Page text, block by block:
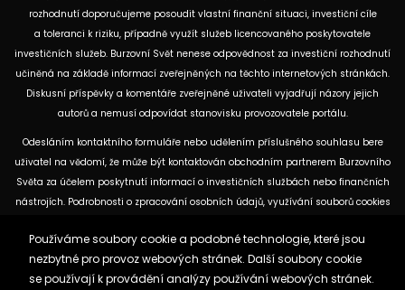
rozhodnutí doporučujeme posoudit vlastní finanční situaci, investiční cíle
a toleranci k riziku, případně využít služeb licencovaného poskytovatele
investičních služeb. Burzovní Svět nenese odpovědnost za investiční rozhodnutí
učiněná na základě informací zveřejněných na těchto internetových stránkách.
Diskusní příspěvky a komentáře zveřejněné uživateli vyjadřují názory jejich
autorů a nemusí odpovídat stanovisku provozovatele portálu.
Odesláním kontaktního formuláře nebo udělením příslušného souhlasu bere
uživatel na vědomí, že může být kontaktován obchodním partnerem Burzovního
Světa za účelem poskytnutí informací o investičních službách nebo finančních
nástrojích. Podrobnosti o zpracování osobních údajů, využívání souborů cookies
dostupných na těchto internetových stránkách. U jednotlivých článků mohou
být uvedeny informace o použitých zdrojích, datu původní analýzy nebo datu,
ke kterému se vztahují uvedené tržní údaje.
Používáme soubory cookie a podobné technologie, které jsou
nezbytné pro provoz webových stránek. Další soubory cookie
se používají k provádění analýzy používání webových stránek.